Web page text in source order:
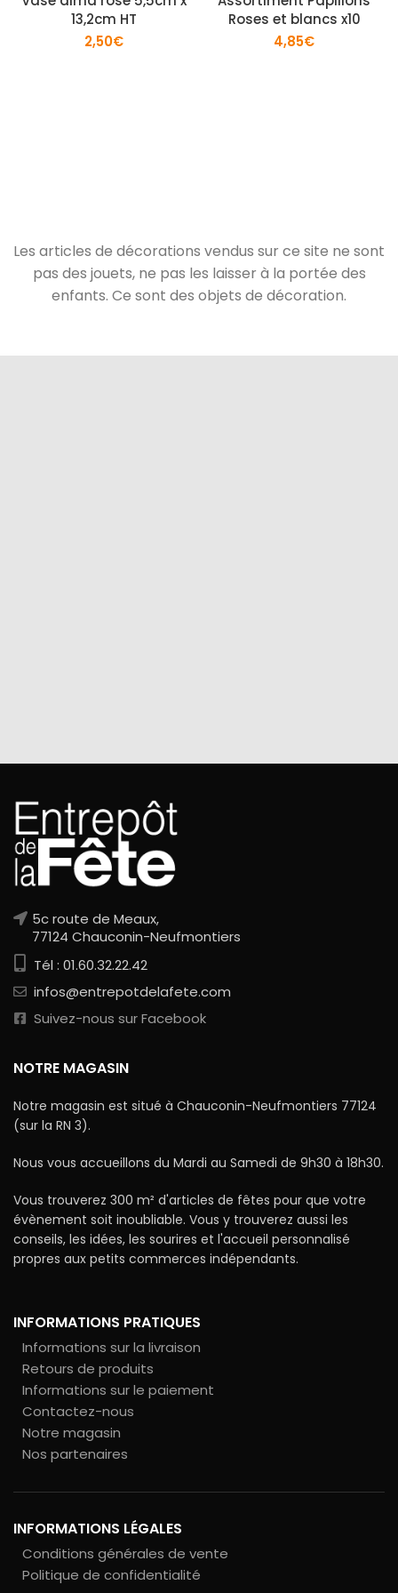
13,2cm HT
2,50€
Roses et blancs x10
4,85€
Les articles de décorations vendus sur ce site ne sont
pas des jouets, ne pas les laisser à la portée des
enfants. Ce sont des objets de décoration.
5c route de Meaux,
77124 Chauconin-Neufmontiers
Tél : 01.60.32.22.42
infos@entrepotdelafete.com
Suivez-nous sur Facebook
NOTRE MAGASIN
Notre magasin est situé à Chauconin-Neufmontiers 77124
(sur la RN 3).
Nous vous accueillons du Mardi au Samedi de 9h30 à 18h30.
Vous trouverez 300 m² d'articles de fêtes pour que votre
évènement soit inoubliable. Vous y trouverez aussi les
conseils, les idées, les sourires et l'accueil personnalisé
propres aux petits commerces indépendants.
INFORMATIONS PRATIQUES
Informations sur la livraison
Retours de produits
Informations sur le paiement
Contactez-nous
Notre magasin
Nos partenaires
INFORMATIONS LÉGALES
Conditions générales de vente
Politique de confidentialité